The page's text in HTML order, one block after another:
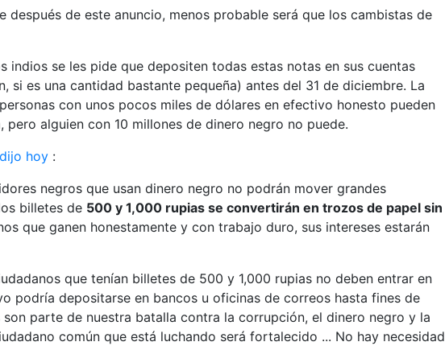
después de este anuncio, menos probable será que los cambistas de
indios se les pide que depositen todas estas notas en sus cuentas
si es una cantidad bastante pequeña) antes del 31 de diciembre. La
con unos pocos miles de dólares en efectivo honesto pueden
pero alguien con 10 millones de dinero negro no puede.
dijo hoy :
negros que usan dinero negro no podrán mover grandes
billetes de 500 y 1,000 rupias se convertirán en trozos de papel sin
que ganen honestamente y con trabajo duro, sus intereses estarán
que tenían billetes de 500 y 1,000 rupias no deben entrar en
podría depositarse en bancos u oficinas de correos hasta fines de
son parte de nuestra batalla contra la corrupción, el dinero negro y la
común que está luchando será fortalecido ... No hay necesidad